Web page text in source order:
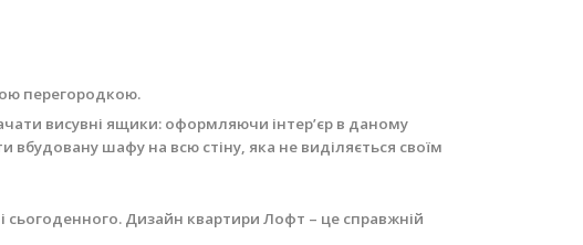
перегородкою.
висувні ящики: оформляючи інтер’єр в даному
шафу на всю стіну, яка не виділяється своїм
Дизайн квартири Лофт – це справжній